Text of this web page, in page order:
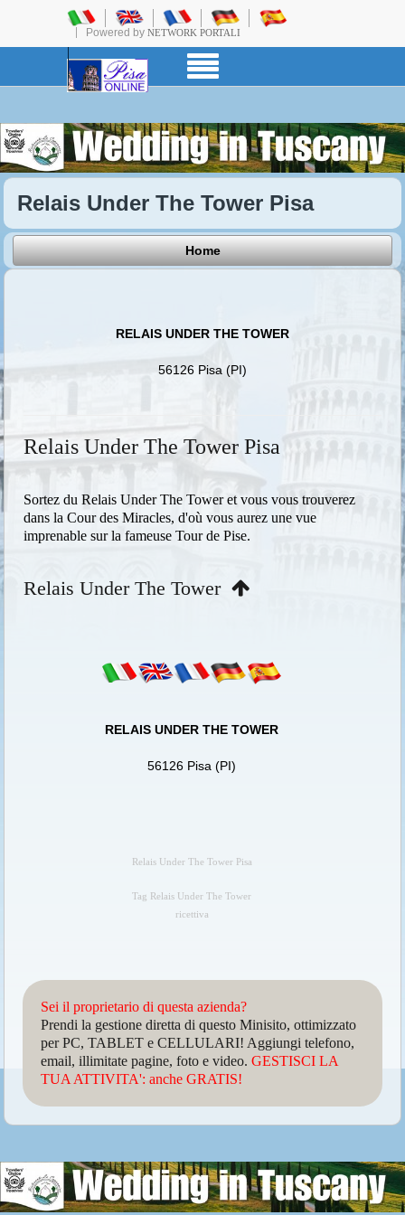
Powered by NETWORK PORTALI
Relais Under The Tower Pisa
Home
RELAIS UNDER THE TOWER
56126 Pisa (PI)
Relais Under The Tower Pisa
Sortez du Relais Under The Tower et vous vous trouverez
dans la Cour des Miracles, d'où vous aurez une vue
imprenable sur la fameuse Tour de Pise.
Relais Under The Tower
RELAIS UNDER THE TOWER
56126 Pisa (PI)
Relais Under The Tower Pisa
Tag Relais Under The Tower
ricettiva
Sei il proprietario di questa azienda?
Prendi la gestione diretta di questo Minisito, ottimizzato
per PC, TABLET e CELLULARI! Aggiungi telefono,
email, illimitate pagine, foto e video.GESTISCI LA
TUA ATTIVITA': anche GRATIS!